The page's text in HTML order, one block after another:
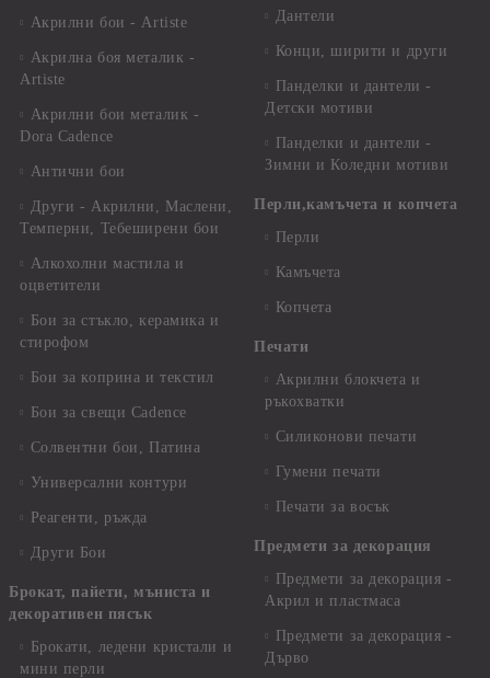
Акрилни бои - Artiste
Акрилна боя металик -
Artiste
Акрилни бои металик -
Dora Cadence
Антични бои
Други - Акрилни, Маслени,
Темперни, Тебеширени бои
Алкохолни мастила и
оцветители
Бои за стъкло, керамика и
стирофом
Бои за коприна и текстил
Бои за свещи Cadence
Солвентни бои, Патина
Универсални контури
Реагенти, ръжда
Други Бои
Брокат, пайети, мъниста и
декоративен пясък
Брокати, ледени кристали и
мини перли
Дантели
Конци, ширити и други
Панделки и дантели -
Детски мотиви
Панделки и дантели -
Зимни и Коледни мотиви
Перли,камъчета и копчета
Перли
Камъчета
Копчета
Печати
Акрилни блокчета и
ръкохватки
Силиконови печати
Гумени печати
Печати за восък
Предмети за декорация
Предмети за декорация -
Акрил и пластмаса
Предмети за декорация -
Дърво